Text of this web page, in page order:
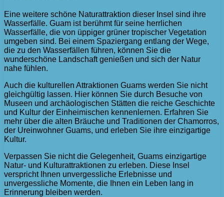
Eine weitere schöne Naturattraktion dieser Insel sind ihre
Wasserfälle. Guam ist berühmt für seine herrlichen
Wasserfälle, die von üppiger grüner tropischer Vegetation
umgeben sind. Bei einem Spaziergang entlang der Wege,
die zu den Wasserfällen führen, können Sie die
wunderschöne Landschaft genießen und sich der Natur
nahe fühlen.
Auch die kulturellen Attraktionen Guams werden Sie nicht
gleichgültig lassen. Hier können Sie durch Besuche von
Museen und archäologischen Stätten die reiche Geschichte
und Kultur der Einheimischen kennenlernen. Erfahren Sie
mehr über die alten Bräuche und Traditionen der Chamorros,
der Ureinwohner Guams, und erleben Sie ihre einzigartige
Kultur.
Verpassen Sie nicht die Gelegenheit, Guams einzigartige
Natur- und Kulturattraktionen zu erleben. Diese Insel
verspricht Ihnen unvergessliche Erlebnisse und
unvergessliche Momente, die Ihnen ein Leben lang in
Erinnerung bleiben werden.